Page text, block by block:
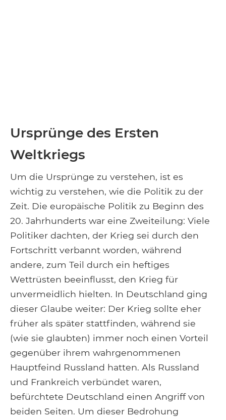
Ursprünge des Ersten
Weltkriegs
Um die Ursprünge zu verstehen, ist es
wichtig zu verstehen, wie die Politik zu der
Zeit. Die europäische Politik zu Beginn des
20. Jahrhunderts war eine Zweiteilung: Viele
Politiker dachten, der Krieg sei durch den
Fortschritt verbannt worden, während
andere, zum Teil durch ein heftiges
Wettrüsten beeinflusst, den Krieg für
unvermeidlich hielten. In Deutschland ging
dieser Glaube weiter: Der Krieg sollte eher
früher als später stattfinden, während sie
(wie sie glaubten) immer noch einen Vorteil
gegenüber ihrem wahrgenommenen
Hauptfeind Russland hatten. Als Russland
und Frankreich verbündet waren,
befürchtete Deutschland einen Angriff von
beiden Seiten. Um dieser Bedrohung